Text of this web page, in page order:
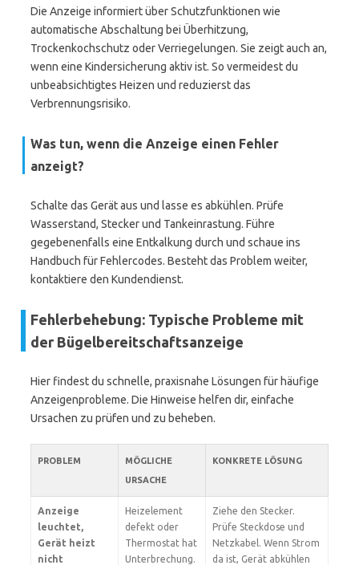
Die Anzeige informiert über Schutzfunktionen wie
automatische Abschaltung bei Überhitzung,
Trockenkochschutz oder Verriegelungen. Sie zeigt auch an,
wenn eine Kindersicherung aktiv ist. So vermeidest du
unbeabsichtigtes Heizen und reduzierst das
Verbrennungsrisiko.
Was tun, wenn die Anzeige einen Fehler
anzeigt?
Schalte das Gerät aus und lasse es abkühlen. Prüfe
Wasserstand, Stecker und Tankeinrastung. Führe
gegebenenfalls eine Entkalkung durch und schaue ins
Handbuch für Fehlercodes. Besteht das Problem weiter,
kontaktiere den Kundendienst.
Fehlerbehebung: Typische Probleme mit
der Bügelbereitschaftsanzeige
Hier findest du schnelle, praxisnahe Lösungen für häufige
Anzeigenprobleme. Die Hinweise helfen dir, einfache
Ursachen zu prüfen und zu beheben.
PROBLEM
MÖGLICHE
URSACHE
KONKRETE LÖSUNG
Anzeige
leuchtet,
Gerät heizt
nicht
Heizelement
defekt oder
Thermostat hat
Unterbrechung.
Ziehe den Stecker.
Prüfe Steckdose und
Netzkabel. Wenn Strom
da ist, Gerät abkühlen